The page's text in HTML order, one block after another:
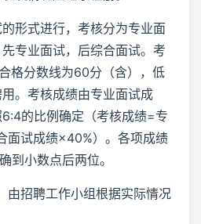
形式进行，考核分为专业面
专业面试，后综合面试。考
格分数线为60分（含），低
。考核成绩由专业面试成
的比例确定（考核成绩=专
面试成绩×40%）。各项成绩
到小数点后两位。
由招聘工作小组根据实际情况